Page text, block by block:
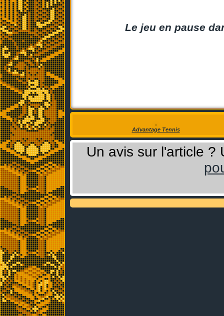
Le jeu en pause
Advantage Tennis
Un avis sur l'article